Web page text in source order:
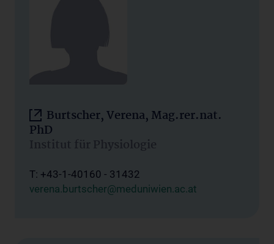
Burtscher, Verena, Mag.rer.nat.
PhD
Institut für Physiologie
T: +43-1-40160 - 31432
verena.burtscher@meduniwien.ac.at